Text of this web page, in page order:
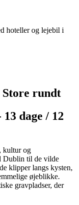
hoteller og lejebil i
Store rundt
dage / 12
kultur og
Dublin til de vilde
klipper langs kysten,
øjeblikke.
gravpladser, der